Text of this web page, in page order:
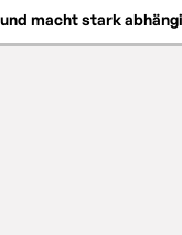
macht stark